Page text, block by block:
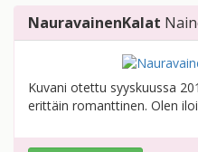
NauravainenKalat
Kuvani otettu syyskuussa
erittäin romanttinen. Olen